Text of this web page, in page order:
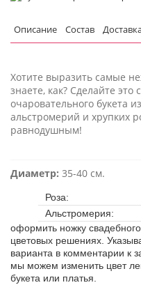
Описание Состав
Хотите выразить самые
знаете, как? Сделайте
очаровательного букета
альстромерий и хрупких
равнодушным!
Диаметр: 35-40 см.
Роза:
Альстромерия:
оформить ножку
цветовых решениях.
варианта в комментарии к
мы можем изменить цвет
букета или платья.